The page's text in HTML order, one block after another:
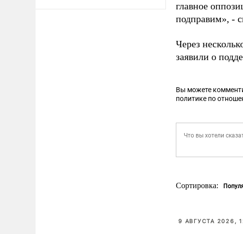
главное
подправим», -
Через
заявили о
Вы можете
политике по
Сортировка:
9 АВГУСТА 2026,